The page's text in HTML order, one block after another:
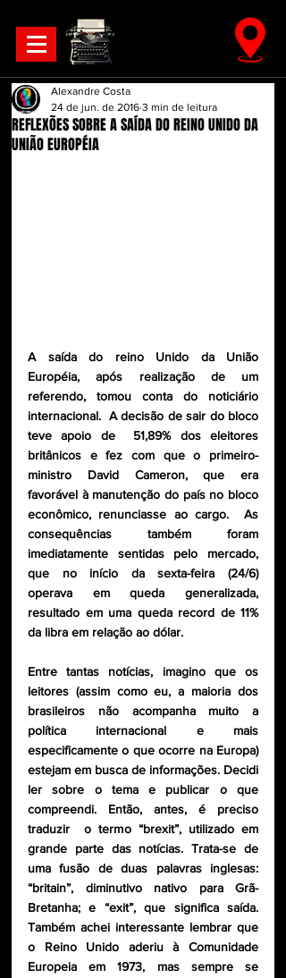
REFLEXÕES SOBRE A SAÍDA DO REINO UNIDO DA
UNIÃO EUROPÉIA
Alexandre Costa
24 de jun. de 2016 3 min de leitura
A saída do reino Unido da União
Européia, após realização de um
referendo, tomou conta do noticiário
internacional.  A decisão de sair do bloco
teve apoio de  51,89% dos eleitores
britânicos e fez com que o primeiro-
ministro David Cameron, que era
favorável à manutenção do país no bloco
econômico, renunciasse ao cargo.  As
consequências também foram
imediatamente sentidas pelo mercado,
que no início da sexta-feira (24/6)
operava em queda generalizada,
resultado em uma queda record de 11%
da libra em relação ao dólar.
Entre tantas notícias, imagino que os
leitores (assim como eu, a maioria dos
brasileiros não acompanha muito a
política internacional e mais
especificamente o que ocorre na Europa)
estejam em busca de informações. Decidi
ler sobre o tema e publicar o que
compreendi. Então, antes, é preciso
traduzir  o termo “brexit”, utilizado em
grande parte das notícias. Trata-se de
uma fusão de duas palavras inglesas:
“britain”, diminutivo nativo para Grã-
Bretanha; e “exit”, que significa saída.
Também achei interessante lembrar que
o Reino Unido aderiu à Comunidade
Europeia em 1973, mas sempre se